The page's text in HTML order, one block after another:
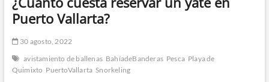
Puerto Vallarta?
30 agosto, 2022
avistamiento de ballenas BahíadeBanderas Pesca Playa de
Quimixto PuertoVallarta Snorkeling